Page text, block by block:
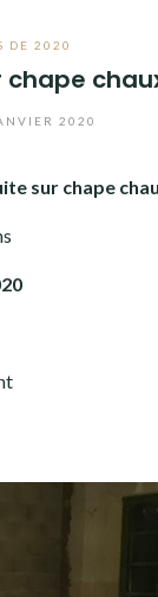
DE 2020
2020
sur chape